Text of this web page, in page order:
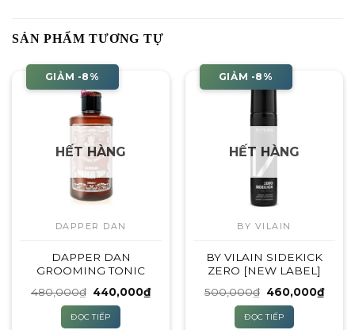
SẢN PHẨM TƯƠNG TỰ
GIẢM -8%
HẾT HÀNG
DAPPER DAN
DAPPER DAN
GROOMING TONIC
480,000₫ Giá
là:
480,000₫.
440,000₫Giá
hiện
ĐỌC TIẾP
GIẢM -8%
HẾT HÀNG
BY VILAIN
BY VILAIN SIDEKICK
ZERO [NEW LABEL]
500,000₫ Giá
là:
500,000₫.
460,000₫Giá
hiện
ĐỌC TIẾP